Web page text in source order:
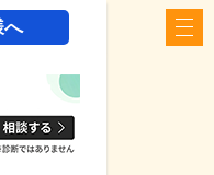
へ